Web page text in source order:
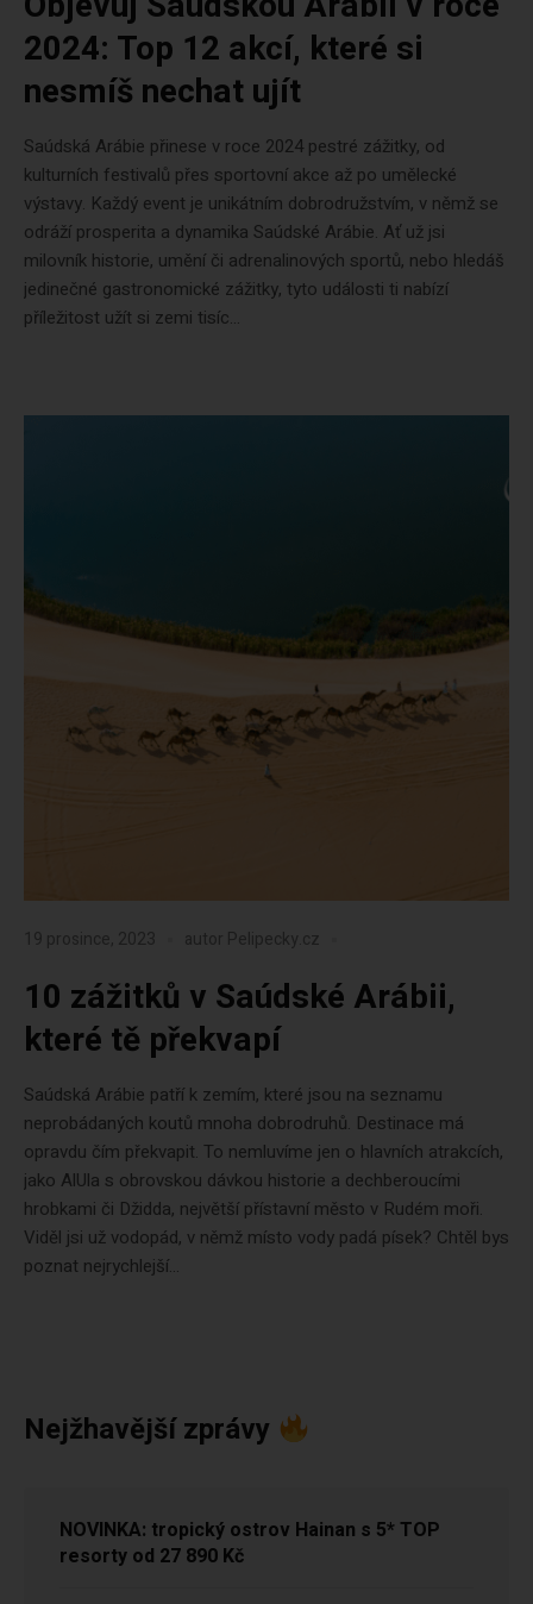
2024: Top 12 akcí, které si
nesmíš nechat ujít
Saúdská Arábie přinese v roce 2024 pestré zážitky, od
kulturních festivalů přes sportovní akce až po umělecké
výstavy. Každý event je unikátním dobrodružstvím, v němž se
odráží prosperita a dynamika Saúdské Arábie. Ať už jsi
milovník historie, umění či adrenalinových sportů, nebo hledáš
jedinečné gastronomické zážitky, tyto události ti nabízí
příležitost užít si zemi tisíc...
19 prosince, 2023 autor Pelipecky.cz
10 zážitků v Saúdské Arábii,
které tě překvapí
Saúdská Arábie patří k zemím, které jsou na seznamu
neprobádaných koutů mnoha dobrodruhů. Destinace má
opravdu čím překvapit. To nemluvíme jen o hlavních atrakcích,
jako AlUla s obrovskou dávkou historie a dechberoucími
hrobkami či Džidda, největší přístavní město v Rudém moři.
Viděl jsi už vodopád, v němž místo vody padá písek? Chtěl bys
poznat nejrychlejší...
Nejžhavější zprávy
NOVINKA: tropický ostrov Hainan s 5* TOP
resorty od 27 890 Kč